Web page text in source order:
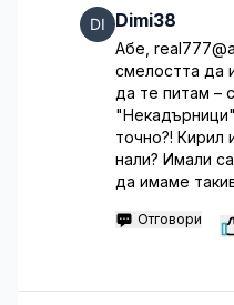
Dimi38
Абе,
смелостта да
да те питам –
точно?! Кирил
нали? Имали
да имаме
Отговори